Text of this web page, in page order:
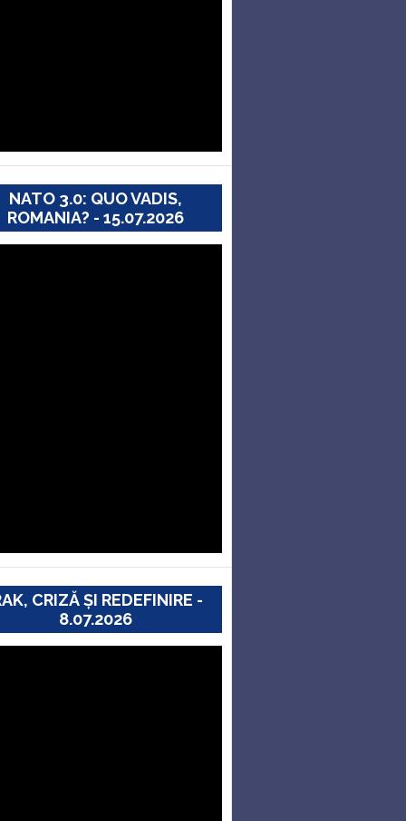
NATO 3.0: QUO VADIS,
ROMANIA? - 15.07.2026
CRIZĂ ȘI REDEFINIRE -
8.07.2026